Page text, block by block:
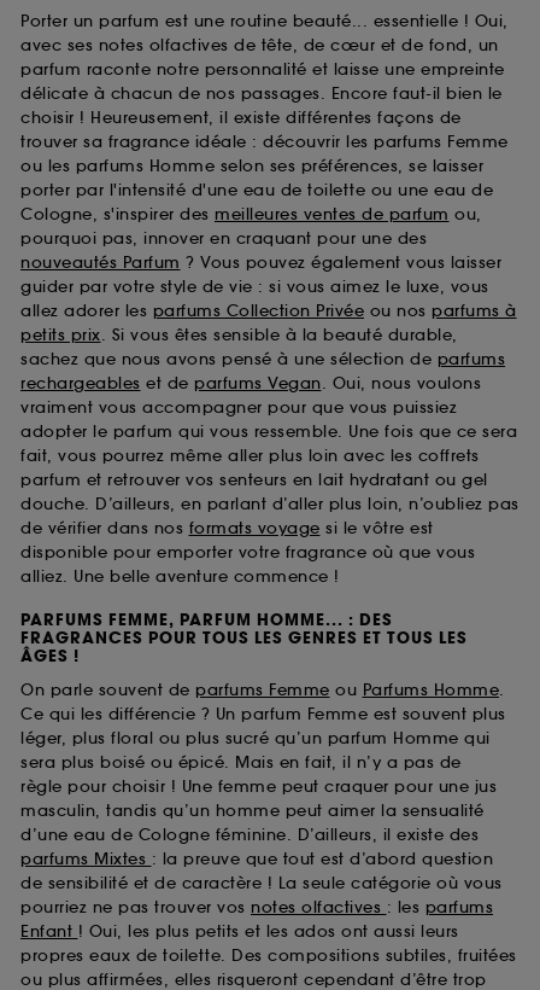
Porter un parfum est une routine beauté... essentielle ! Oui,
avec ses notes olfactives de tête, de cœur et de fond, un
parfum raconte notre personnalité et laisse une empreinte
délicate à chacun de nos passages. Encore faut-il bien le
choisir ! Heureusement, il existe différentes façons de
trouver sa fragrance idéale : découvrir les parfums Femme
ou les parfums Homme selon ses préférences, se laisser
porter par l'intensité d'une eau de toilette ou une eau de
Cologne, s'inspirer des meilleures ventes de parfum ou,
pourquoi pas, innover en craquant pour une des
nouveautés Parfum ? Vous pouvez également vous laisser
guider par votre style de vie : si vous aimez le luxe, vous
allez adorer les parfums Collection Privée ou nos parfums à
petits prix. Si vous êtes sensible à la beauté durable,
sachez que nous avons pensé à une sélection de parfums
rechargeables et de parfums Vegan. Oui, nous voulons
vraiment vous accompagner pour que vous puissiez
adopter le parfum qui vous ressemble. Une fois que ce sera
fait, vous pourrez même aller plus loin avec les coffrets
parfum et retrouver vos senteurs en lait hydratant ou gel
douche. D’ailleurs, en parlant d’aller plus loin, n’oubliez pas
de vérifier dans nos formats voyage si le vôtre est
disponible pour emporter votre fragrance où que vous
alliez. Une belle aventure commence !
PARFUMS FEMME, PARFUM HOMME... : DES
FRAGRANCES POUR TOUS LES GENRES ET TOUS LES
ÂGES !
On parle souvent de parfums Femme ou Parfums Homme.
Ce qui les différencie ? Un parfum Femme est souvent plus
léger, plus floral ou plus sucré qu’un parfum Homme qui
sera plus boisé ou épicé. Mais en fait, il n’y a pas de
règle pour choisir ! Une femme peut craquer pour une jus
masculin, tandis qu’un homme peut aimer la sensualité
d’une eau de Cologne féminine. D’ailleurs, il existe des
parfums Mixtes : la preuve que tout est d’abord question
de sensibilité et de caractère ! La seule catégorie où vous
pourriez ne pas trouver vos notes olfactives : les parfums
Enfant ! Oui, les plus petits et les ados ont aussi leurs
propres eaux de toilette. Des compositions subtiles, fruitées
ou plus affirmées, elles risqueront cependant d’être trop